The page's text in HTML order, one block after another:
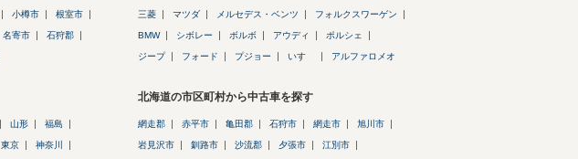
小樽市 根室市
名寄市 石狩郡
三菱 マツダ メルセデス・ベンツ フォルクスワーゲン
BMW シボレー ボルボ アウディ ポルシェ
ジープ フォード プジョー いすゞ アルファロメオ
山形 福島
東京 神奈川
北海道の市区町村から中古車を探す
網走郡 赤平市 亀田郡 石狩市 網走市 旭川市
岩見沢市 釧路市 沙流郡 夕張市 江別市